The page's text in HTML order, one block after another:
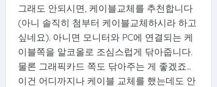
그래도 안되시면, 케이블교체를 추천합니다
(아니 솔직히 첨부터 케이블교체하시라 하고
싶네요). 아니면 모니터와 PC에 연결되는 케
이블쪽을 알코올로 조심스럽게 닦아줍니다.
물론 그래픽카드 쪽도 닦아주는 게 좋겠죠...
이건 어디까지나 케이블 교체를 했는데도 안